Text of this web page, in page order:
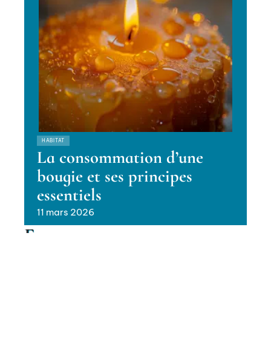
HABITAT
La consommation d’une
bougie et ses principes
essentiels
11 mars 2026
En vogue